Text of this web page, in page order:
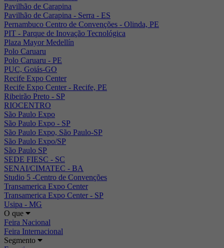
Pavilhão de Carapina
Pavilhão de Carapina - Serra - ES
Pernambuco Centro de Convenções - Olinda, PE
PIT - Parque de Inovação Tecnológica
Plaza Mayor Medellín
Polo Caruaru
Polo Caruaru - PE
PUC, Goiás-GO
Recife Expo Center
Recife Expo Center - Recife, PE
Ribeirão Preto - SP
RIOCENTRO
São Paulo Expo
São Paulo Expo - SP
São Paulo Expo, São Paulo-SP
São Paulo Expo/SP
São Paulo SP
SEDE FIESC - SC
SENAI/CIMATEC - BA
Studio 5 -Centro de Convenções
Transamerica Expo Center
Transamerica Expo Center - SP
Usipa - MG
O que
Feira Nacional
Feira Internacional
Segmento